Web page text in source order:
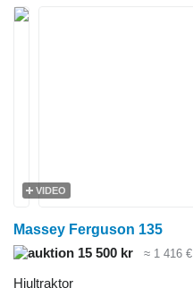
VIDEO
Massey Ferguson 135
15 500 kr
≈ 1 416 €
Hjultraktor